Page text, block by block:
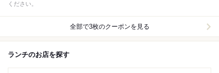
ください。
全部で3枚のクーポンを見る
ランチのお店を探す